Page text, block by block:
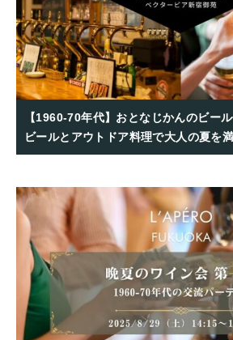
【1960-70年代】おとなじかんのビー
ビールとアウトドア料理で大人の夏を